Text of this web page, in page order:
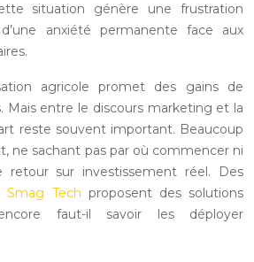
situation génère une frustration
anxiété permanente face aux
agricole promet des gains de
Mais entre le discours marketing et la
reste souvent important. Beaucoup
ne sachant pas par où commencer ni
retour sur investissement réel. Des
Smag Tech proposent des solutions
faut-il savoir les déployer